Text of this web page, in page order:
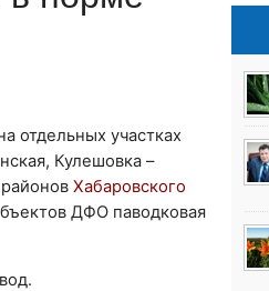
отдельных участках
Кулешовка –
Хабаровского
ДФО паводковая